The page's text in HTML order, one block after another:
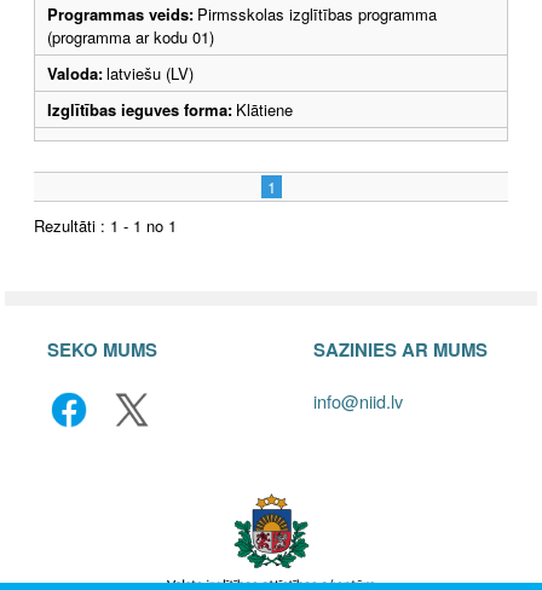
Programmas veids: Pirmsskolas izglītības programma
(programma ar kodu 01)
Valoda:latviešu (LV)
Izglītības ieguves forma: Klātiene
1
Rezultāti : 1 - 1 no 1
SEKO MUMS SAZINIES AR MUMS
info@niid.lv